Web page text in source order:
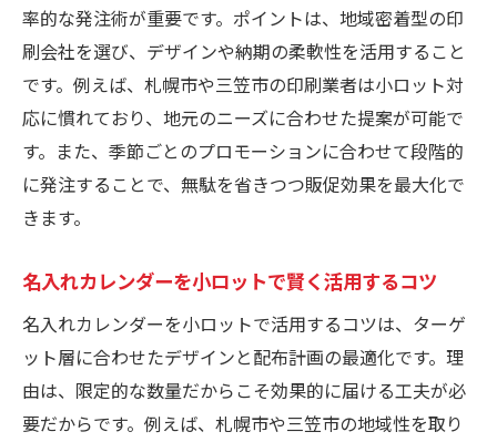
率的な発注術が重要です。ポイントは、地域密着型の印
刷会社を選び、デザインや納期の柔軟性を活用すること
です。例えば、札幌市や三笠市の印刷業者は小ロット対
応に慣れており、地元のニーズに合わせた提案が可能で
す。また、季節ごとのプロモーションに合わせて段階的
に発注することで、無駄を省きつつ販促効果を最大化で
きます。
名入れカレンダーを小ロットで賢く活用するコツ
名入れカレンダーを小ロットで活用するコツは、ターゲ
ット層に合わせたデザインと配布計画の最適化です。理
由は、限定的な数量だからこそ効果的に届ける工夫が必
要だからです。例えば、札幌市や三笠市の地域性を取り